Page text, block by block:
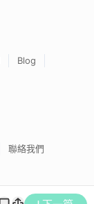
Blog
聯絡我們